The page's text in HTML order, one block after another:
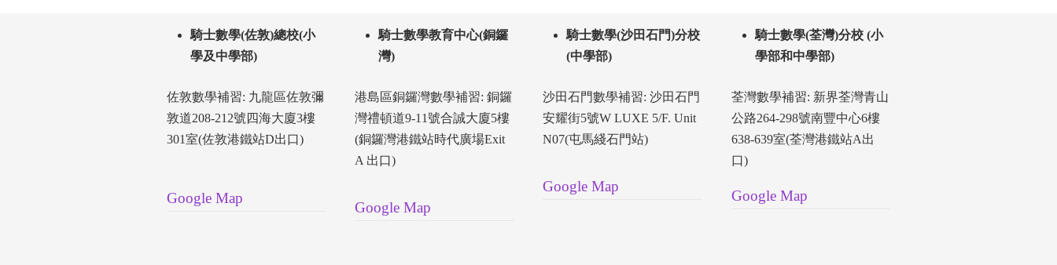
騎士數學(佐敦)總校(小
學及中學部)
佐敦數學補習: 九龍區佐敦彌
敦道208-212號四海大廈3樓
301室(佐敦港鐵站D出口)
Google Map
騎士數學教育中心(銅鑼
灣)
港島區銅鑼灣數學補習: 銅鑼
灣禮頓道9-11號合誠大廈5樓
(銅鑼灣港鐵站時代廣場Exit
A 出口)
Google Map
騎士數學(沙田石門)分校
(中學部)
沙田石門數學補習: 沙田石門
安耀街5號W LUXE 5/F. Unit
N07(屯馬綫石門站)
Google Map
騎士數學(荃灣)分校 (小
學部和中學部)
荃灣數學補習: 新界荃灣青山
公路264-298號南豐中心6樓
638-639室(荃灣港鐵站A出
口)
Google Map